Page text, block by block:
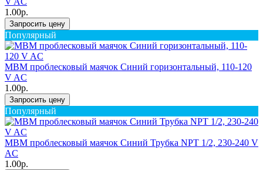
1.00р.
Запросить цену
Популярный
MBM проблесковый маячок Синий горизонтальный, 110-120
V AC
1.00р.
Запросить цену
Популярный
MBM проблесковый маячок Синий Трубка NPT 1/2, 230-240 V
AC
1.00р.